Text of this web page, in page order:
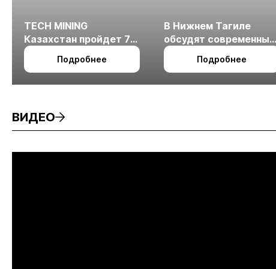
TECH MINING
Казахстан пройдет 7
октября в Алматы
Подробнее
В Нижнем Тагиле
обсудят современные
технологии
измельчения
Подробнее
ВИДЕО